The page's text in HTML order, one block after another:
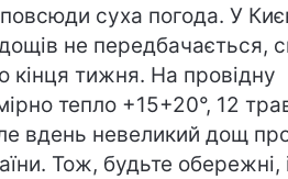
суха погода. У
не передбачається,
кінця тижня. На провідну
тепло +15+20°, 12
вдень невеликий дощ
Тож, будьте обережні,